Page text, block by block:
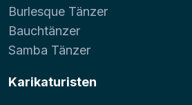
Burlesque Tänzer
Bauchtänzer
Samba Tänzer
Karikaturisten